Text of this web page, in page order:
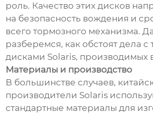
роль. Качество этих дисков
на безопасность вождения и
всего тормозного механизма.
разберемся, как обстоят дела
дисками Solaris, производимых
Материалы и производство
В большинстве случаев,
производители Solaris
стандартные материалы для